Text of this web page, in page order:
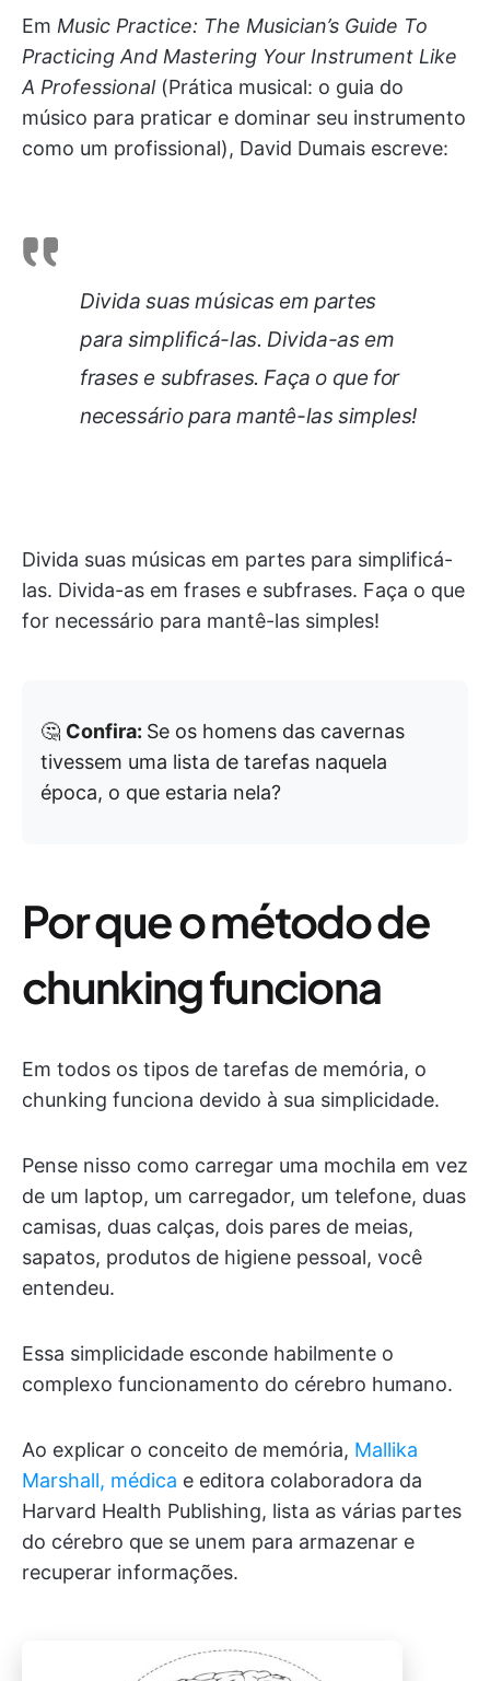
Em Music Practice: The Musician’s Guide To
Practicing And Mastering Your Instrument Like
A Professional(Prática musical: o guia do
músico para praticar e dominar seu instrumento
como um profissional), David Dumais escreve:
Divida suas músicas em partes
para simplificá-las. Divida-as em
frases e subfrases. Faça o que for
necessário para mantê-las simples!
Divida suas músicas em partes para simplificá-
las. Divida-as em frases e subfrases. Faça o que
for necessário para mantê-las simples!
🤔 Confira: Se os homens das cavernas
tivessem uma lista de tarefas naquela
época, o que estaria nela?
Por que o método de
chunking funciona
Em todos os tipos de tarefas de memória, o
chunking funciona devido à sua simplicidade.
Pense nisso como carregar uma mochila em vez
de um laptop, um carregador, um telefone, duas
camisas, duas calças, dois pares de meias,
sapatos, produtos de higiene pessoal, você
entendeu.
Essa simplicidade esconde habilmente o
complexo funcionamento do cérebro humano.
Ao explicar o conceito de memória, Mallika
Marshall, médica e editora colaboradora da
Harvard Health Publishing, lista as várias partes
do cérebro que se unem para armazenar e
recuperar informações.